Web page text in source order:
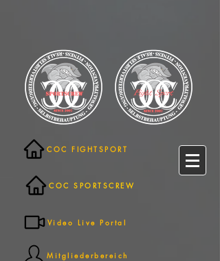
COC FIGHTSPORT
COC SPORTSCREW
Video Live Portal
Mitgliederbereich